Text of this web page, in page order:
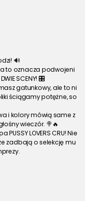
🔊
a to oznacza podwojeni
SCENY! 🎛️
gatunkowy, ale to ni
ściągamy potężne, so
i kolory mówią same z
wieczór. 🍭🔥
LOVERS CRU! Nie
zadbają o selekcję mu